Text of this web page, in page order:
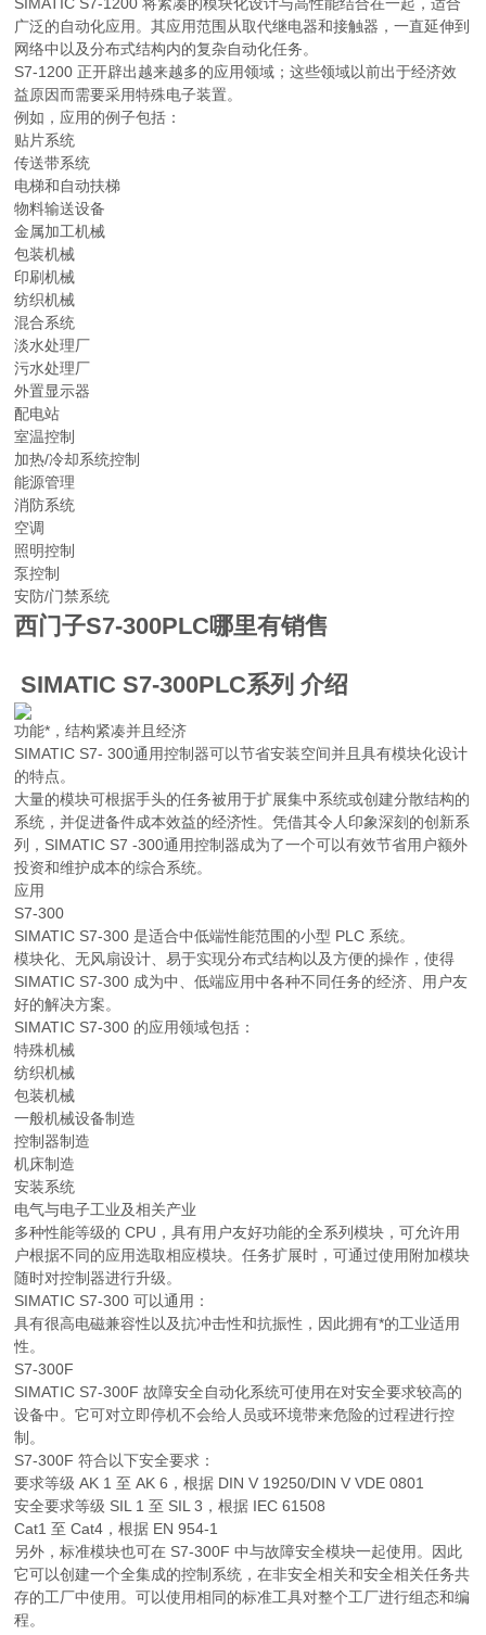
广泛的自动化应用。其应用范围从取代继电器和接触器，一直延伸到
网络中以及分布式结构内的复杂自动化任务。
S7-1200 正开辟出越来越多的应用领域；这些领域以前出于经济效
益原因而需要采用特殊电子装置。
例如，应用的例子包括：
贴片系统
传送带系统
电梯和自动扶梯
物料输送设备
金属加工机械
包装机械
印刷机械
纺织机械
混合系统
淡水处理厂
污水处理厂
外置显示器
配电站
室温控制
加热/冷却系统控制
能源管理
消防系统
空调
照明控制
泵控制
安防/门禁系统
西门子S7-300PLC哪里有销售
SIMATIC S7-300PLC系列 介绍
功能*，结构紧凑并且经济
SIMATIC S7- 300通用控制器可以节省安装空间并且具有模块化设计
的特点。
大量的模块可根据手头的任务被用于扩展集中系统或创建分散结构的
系统，并促进备件成本效益的经济性。凭借其令人印象深刻的创新系
列，SIMATIC S7 -300通用控制器成为了一个可以有效节省用户额外
投资和维护成本的综合系统。
应用
S7-300
SIMATIC S7-300 是适合中低端性能范围的小型 PLC 系统。
模块化、无风扇设计、易于实现分布式结构以及方便的操作，使得
SIMATIC S7-300 成为中、低端应用中各种不同任务的经济、用户友
好的解决方案。
SIMATIC S7-300 的应用领域包括：
特殊机械
纺织机械
包装机械
一般机械设备制造
控制器制造
机床制造
安装系统
电气与电子工业及相关产业
多种性能等级的 CPU，具有用户友好功能的全系列模块，可允许用
户根据不同的应用选取相应模块。任务扩展时，可通过使用附加模块
随时对控制器进行升级。
SIMATIC S7-300 可以通用：
具有很高电磁兼容性以及抗冲击性和抗振性，因此拥有*的工业适用
性。
S7-300F
SIMATIC S7-300F 故障安全自动化系统可使用在对安全要求较高的
设备中。它可对立即停机不会给人员或环境带来危险的过程进行控
制。
S7-300F 符合以下安全要求：
要求等级 AK 1 至 AK 6，根据 DIN V 19250/DIN V VDE 0801
安全要求等级 SIL 1 至 SIL 3，根据 IEC 61508
Cat1 至 Cat4，根据 EN 954-1
另外，标准模块也可在 S7-300F 中与故障安全模块一起使用。因此
它可以创建一个全集成的控制系统，在非安全相关和安全相关任务共
存的工厂中使用。可以使用相同的标准工具对整个工厂进行组态和编
程。